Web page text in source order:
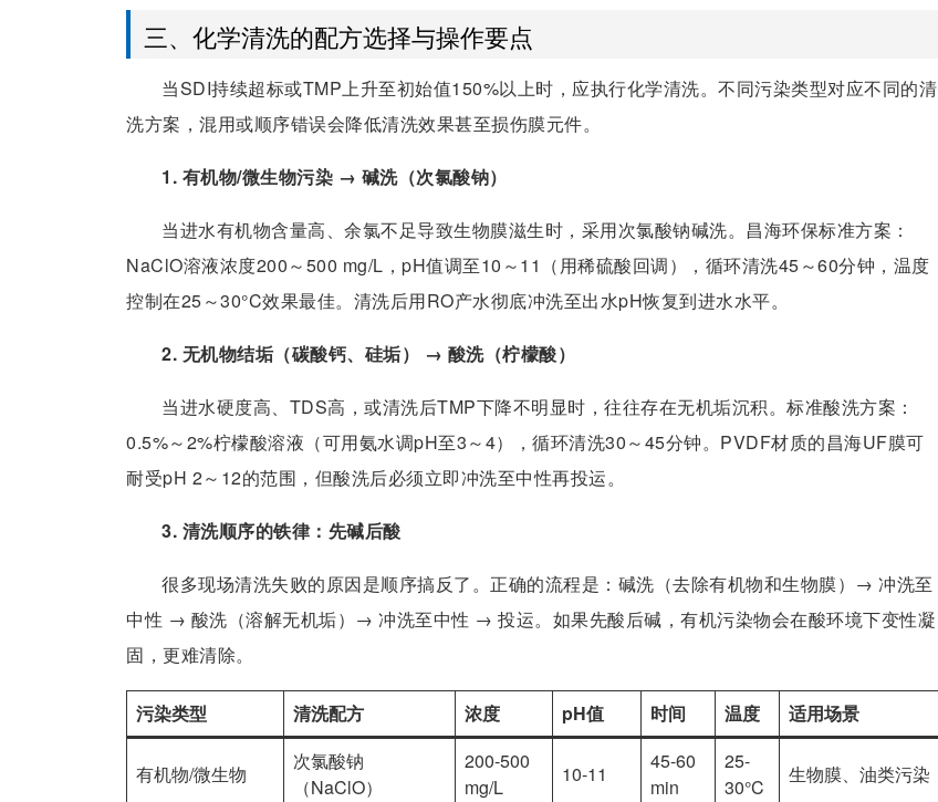
三、化学清洗的配方选择与操作要点
当SDI持续超标或TMP上升至初始值150%以上时，应执行化学清洗。不同污染类型对应不同的清
洗方案，混用或顺序错误会降低清洗效果甚至损伤膜元件。
1. 有机物/微生物污染 → 碱洗（次氯酸钠）
当进水有机物含量高、余氯不足导致生物膜滋生时，采用次氯酸钠碱洗。昌海环保标准方案：
NaClO溶液浓度200～500 mg/L，pH值调至10～11（用稀硫酸回调），循环清洗45～60分钟，温度
控制在25～30°C效果最佳。清洗后用RO产水彻底冲洗至出水pH恢复到进水水平。
2. 无机物结垢（碳酸钙、硅垢） → 酸洗（柠檬酸）
当进水硬度高、TDS高，或清洗后TMP下降不明显时，往往存在无机垢沉积。标准酸洗方案：
0.5%～2%柠檬酸溶液（可用氨水调pH至3～4），循环清洗30～45分钟。PVDF材质的昌海UF膜可
耐受pH 2～12的范围，但酸洗后必须立即冲洗至中性再投运。
3. 清洗顺序的铁律：先碱后酸
很多现场清洗失败的原因是顺序搞反了。正确的流程是：碱洗（去除有机物和生物膜）→ 冲洗至
中性 → 酸洗（溶解无机垢）→ 冲洗至中性 → 投运。如果先酸后碱，有机污染物会在酸环境下变性凝
固，更难清除。
污染类型 清洗配方 浓度 pH值 时间 温度 适用场景
有机物/微生物
次氯酸钠
（NaClO）
200-500
mg/L
10-11
45-60
min
25-
30°C
生物膜、油类污染